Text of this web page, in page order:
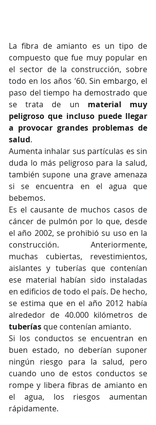
La fibra de amianto es un tipo de
compuesto que fue muy popular en
el sector de la construcción, sobre
todo en los años ’60. Sin embargo, el
paso del tiempo ha demostrado que
se trata de un material muy
peligroso que incluso puede llegar
a provocar grandes problemas de
salud.
Aumenta inhalar sus partículas es sin
duda lo más peligroso para la salud,
también supone una grave amenaza
si se encuentra en el agua que
bebemos.
Es el causante de muchos casos de
cáncer de pulmón por lo que, desde
el año 2002, se prohibió su uso en la
construcción. Anteriormente,
muchas cubiertas, revestimientos,
aislantes y tuberías que contenían
ese material habían sido instaladas
en edificios de todo el país. De hecho,
se estima que en el año 2012 había
tuberías que contenían amianto.
Si los conductos se encuentran en
buen estado, no deberían suponer
ningún riesgo para la salud, pero
cuando uno de estos conductos se
rompe y libera fibras de amianto en
el agua, los riesgos aumentan
rápidamente.